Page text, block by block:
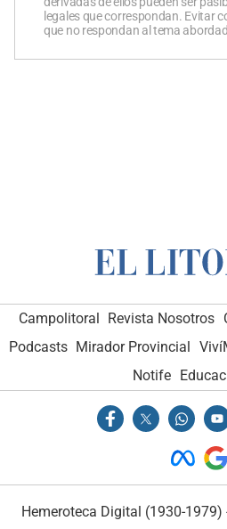
legales que correspondan. Evitar
que no respondan al tema
Campolitoral Revista Nosotros
Podcasts Mirador Provincial
Notife
Hemeroteca Digital (1930-1979)